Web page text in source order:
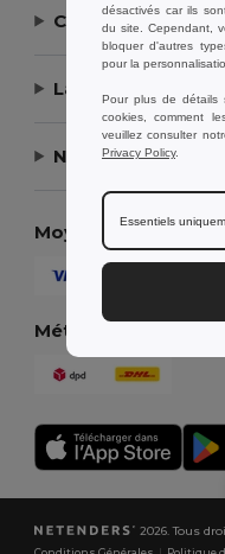
Contactez-nous
Laissez-nous
Notre entreprise
Moyens de
Méthodes
2026. Tous
désactivés car ils
du site. Cependant,
bloquer d'autres
pour la
Pour plus de détails
cookies, comment
veuillez consulter
Privacy Policy.
Essentiels